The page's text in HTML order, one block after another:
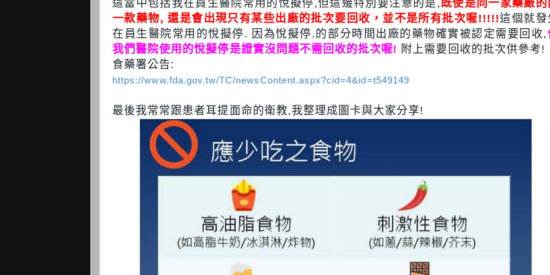
這當中包括我在員生醫院常用的悅擬停,但這邊特別要注意的是,既使是同一家藥廠的
一款藥物, 還是會出現只有某些出廠的批次要回收，並不是所有批次喔!!!!!這個就發
在員生醫院常用的悅擬停. 因為悅擬停.的部分時間出廠的藥物確實被認定需要回收,
我們醫院使用的悅擬停是證實沒問題不需回收的批次喔! 附上需要回收的批次供參考!
食藥署公告:
https://www.fda.gov.tw/TC/newsContent.aspx?cid=4&id=t549149
最後我常常跟患者耳提面命的衛教,我整理成圖卡與大家分享!